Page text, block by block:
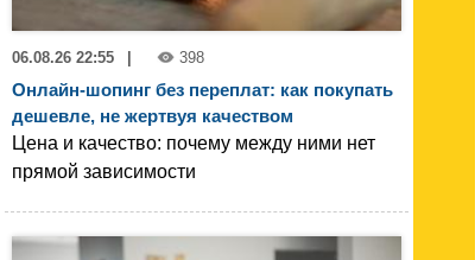
06.08.26 22:55 398
Онлайн-шопинг без переплат: как покупать
дешевле, не жертвуя качеством
Цена и качество: почему между ними нет
прямой зависимости